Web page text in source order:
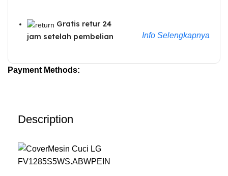
Gratis retur 24
jam setelah pembelian
Info Selengkapnya
Payment Methods:
Description